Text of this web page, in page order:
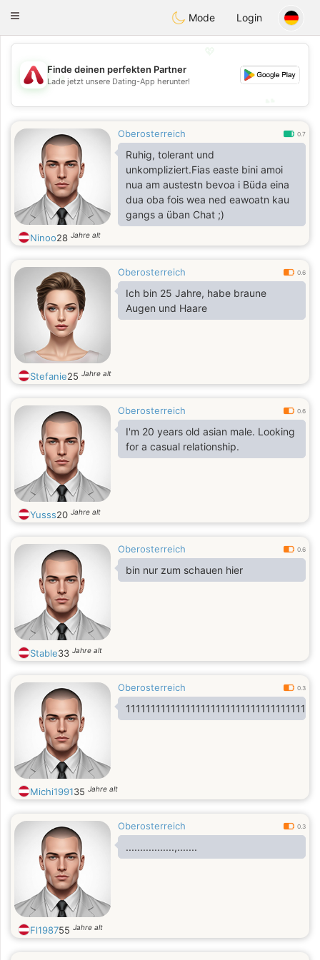
Österreich Chat
Toggle
Mode Login
💖
💕
Finde deinen perfekten Partner
Lade jetzt unsere Dating-App herunter!
Oberosterreich 0.7
Ruhig, tolerant und
unkompliziert.Fias easte bini amoi
nua am austestn bevoa i Büda eina
dua oba fois wea ned eawoatn kau
gangs a üban Chat ;)
Ninoo28 Jahre alt
Oberosterreich 0.6
Ich bin 25 Jahre, habe braune
Augen und Haare
Stefanie25 Jahre alt
Oberosterreich 0.6
I'm 20 years old asian male. Looking
for a casual relationship.
Yusss20 Jahre alt
Oberosterreich 0.6
bin nur zum schauen hier
Stable33 Jahre alt
Oberosterreich 0.3
Michi199135 Jahre alt
Oberosterreich 0.3
.................,.......
Fl198755 Jahre alt